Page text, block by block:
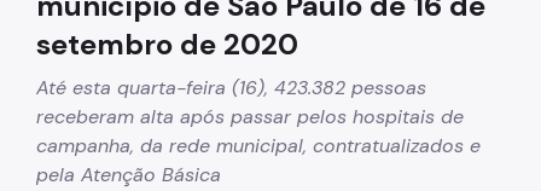
setembro de 2020
Até esta quarta-feira (16), 423.382 pessoas
receberam alta após passar pelos hospitais de
campanha, da rede municipal, contratualizados e
pela Atenção Básica